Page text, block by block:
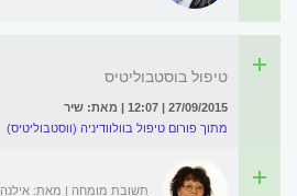
טיפול בוסטבוליטיס
27/09/2015 | 12:07 | מאת: שיר
מתוך פורום טיפול בוולוודיניה (ווסטבוליטיס)
תשובת מומחה | מאת: אילנה